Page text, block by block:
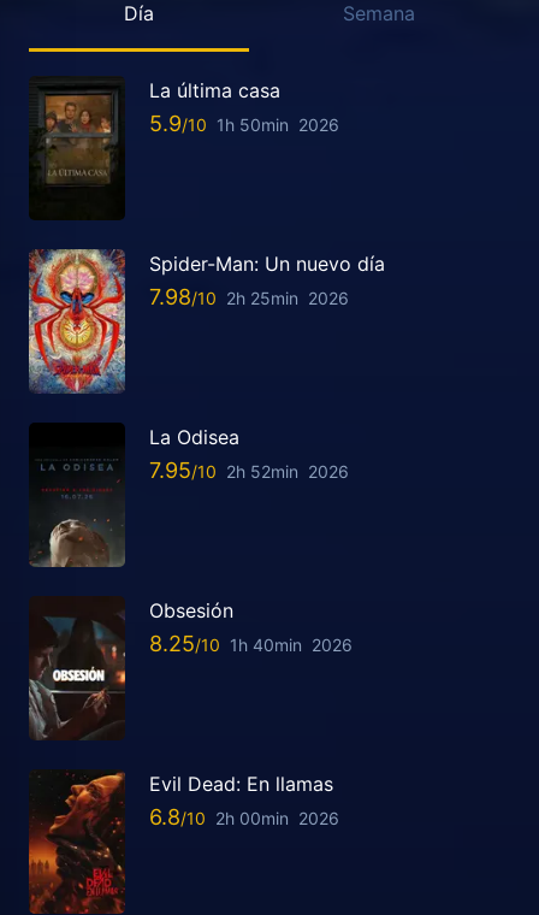
Día Semana
La última casa
5.9 1h 50min 2026
Spider-Man: Un nuevo día
7.98 2h 25min 2026
La Odisea
7.95 2h 52min 2026
Obsesión
8.25 1h 40min 2026
Evil Dead: En llamas
6.8 2h 00min 2026